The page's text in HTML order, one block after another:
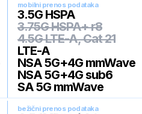
mobilni prenos podataka
3.5G HSPA
3.75G HSPA+ r8
4.5G LTE-A, Cat 21
LTE-A
NSA 5G+4G mmWave
NSA 5G+4G sub6
SA 5G mmWave
bežični prenos podataka